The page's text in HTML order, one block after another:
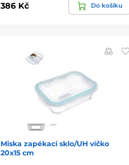
386 Kč Do košíku
Miska zapékací sklo/UH víčko
20x15 cm